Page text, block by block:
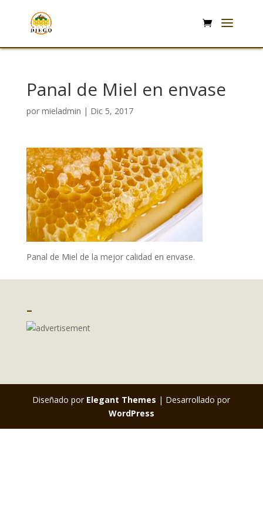
Panal de Miel en envase
por mieladmin | Dic 5, 2017
Panal de Miel de la mejor calidad en envase.
–
Diseñado por Elegant Themes | Desarrollado por
WordPress